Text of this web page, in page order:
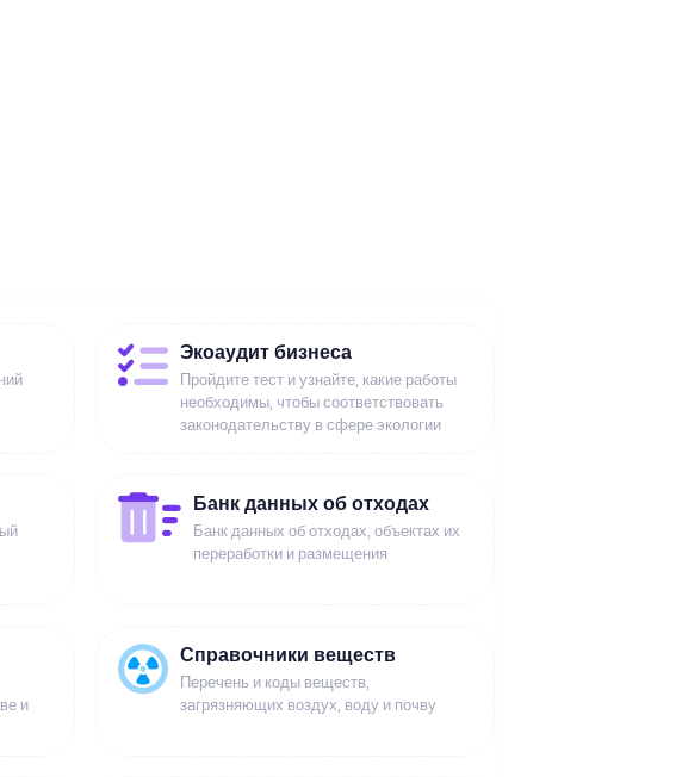
Экоаудит бизнеса
Пройдите тест и узнайте, какие работы
необходимы, чтобы соответствовать
законодательству в сфере экологии
Банк данных об отходах
Банк данных об отходах, объектах их
переработки и размещения
и
Справочники веществ
Перечень и коды веществ,
загрязняющих воздух, воду и почву